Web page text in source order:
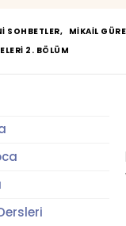
SOHBETLER, MIKAIL
2. BÖLÜM